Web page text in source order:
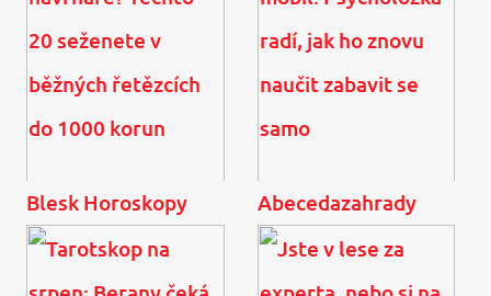
Šaty jako od návrháře?
Těchto 20 seženete v
běžných řetězcích do
Nestačí dítěti vzít mobil.
Psycholožka radí, jak ho
znovu naučit zabavit se
Blesk Horoskopy Abecedazahrady